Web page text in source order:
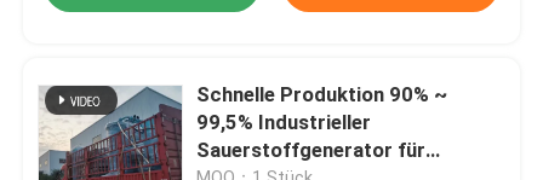
Schnelle Produktion 90% ~
99,5% Industrieller
Sauerstoffgenerator für